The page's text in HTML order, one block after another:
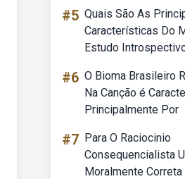
#5 Quais São As
Características Do
Estudo
#6 O Bioma Brasileiro
Na Canção é
Principalmente Por
#7 Para O Raciocinio
Consequencialista
Moralmente Correta